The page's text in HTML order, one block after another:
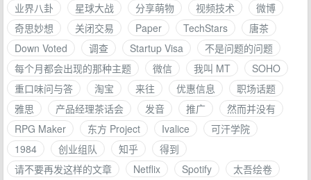
业界八卦
星球大战 分享萌物 视频技术
微博
奇思妙想
关闭交易 Paper TechStars
唐茶
Down Voted
调查 Startup Visa
不是问题的问题
每个月都会出现的那种主题
微信 我叫 MT
SOHO
重口味问与答
淘宝 来往 优惠信息
职场话题
雅思
产品经理茶话会 发音 推广
然而并没有
RPG Maker
东方 Project Ivalice
可汗学院
1984
创业组队 知乎
得到
请不要再发这样的文章
Netflix Spotify
太吾绘卷